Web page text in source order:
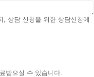
, 상담 신청을 위한 상담신청에
받으실 수 있습니다.